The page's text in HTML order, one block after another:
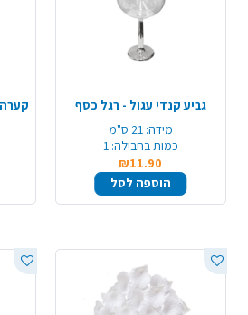
גביע קנדי עגול - רגל כסף
מידה: 21 ס"מ
כמות בחבילה: 1
₪11.90
הוספה לסל